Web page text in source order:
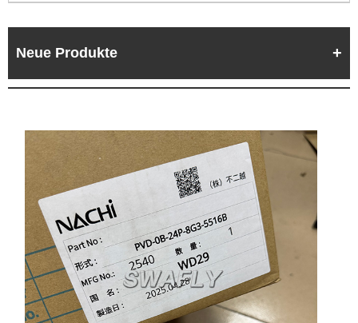
Neue Produkte